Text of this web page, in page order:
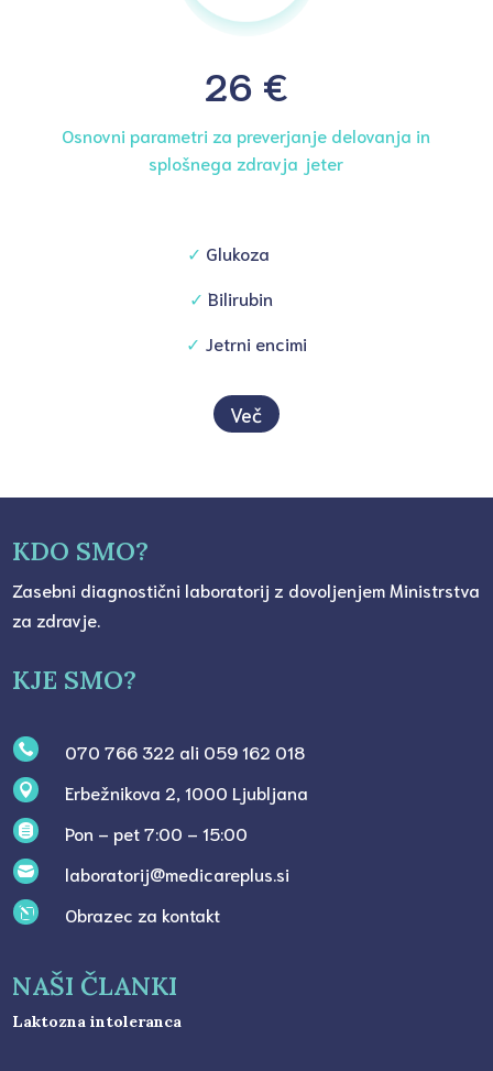
26 €
Osnovni parametri za preverjanje delovanja in
splošnega zdravja jeter
✓ Glukoza
✓ Bilirubin
✓ Jetrni encimi
Več
KDO SMO?
Zasebni diagnostični laboratorij z dovoljenjem Ministrstva
za zdravje.
KJE SMO?
 070 766 322 ali 059 162 018
 Erbežnikova 2, 1000 Ljubljana
 Pon – pet 7:00 – 15:00
 laboratorij@medicareplus.si
l Obrazec za kontakt
NAŠI ČLANKI
Laktozna intoleranca